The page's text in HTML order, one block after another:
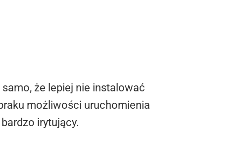
że lepiej nie instalować
możliwości uruchomienia
irytujący.